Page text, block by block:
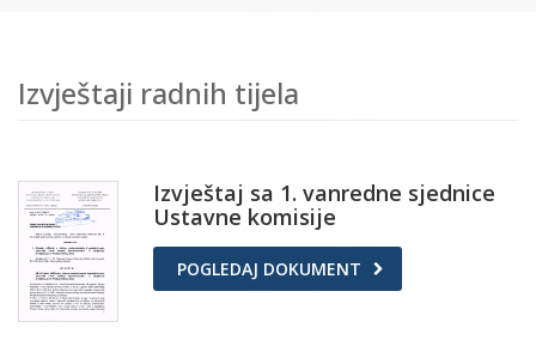
Izvještaji radnih tijela
Izvještaj sa 1. vanredne sjednice
Ustavne komisije
POGLEDAJ DOKUMENT